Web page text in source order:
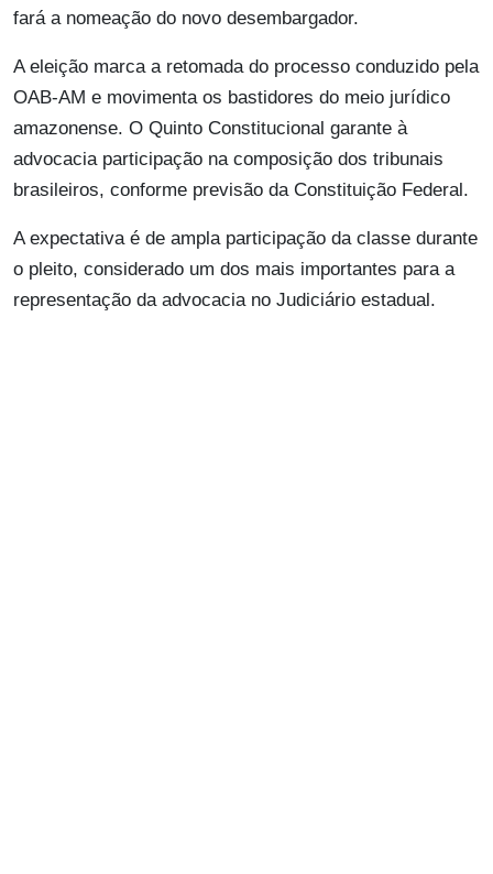
fará a nomeação do novo desembargador.
A eleição marca a retomada do processo conduzido pela
OAB-AM e movimenta os bastidores do meio jurídico
amazonense. O Quinto Constitucional garante à
advocacia participação na composição dos tribunais
brasileiros, conforme previsão da Constituição Federal.
A expectativa é de ampla participação da classe durante
o pleito, considerado um dos mais importantes para a
representação da advocacia no Judiciário estadual.